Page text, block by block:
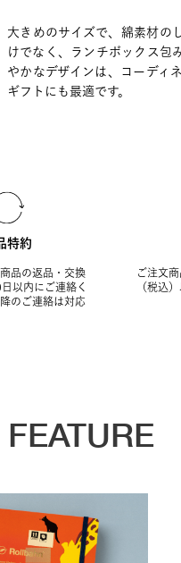
大きめのサイズで、綿素材の
けでなく、ランチボックス包
やかなデザインは、コーディ
ギフトにも最適です。
特約
品の返品・交換
以内にご連絡く
のご連絡は対応
ご注文
（税込